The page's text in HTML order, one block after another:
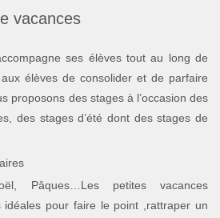
vacances
ses élèves tout au long de
élèves de consolider et de parfaire
proposons des stages à l’occasion des
des stages d’été dont des stages de
Pâques…Les petites vacances
idéales pour faire le point ,rattraper un